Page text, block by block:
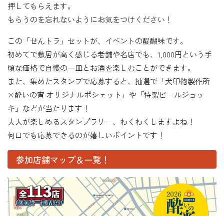
押してもらえます。
もらうのを忘れないようにお気をつけください！
この「せんトラ」セットが、イベントの醍醐味です。
初めてで敷居が高く感じる老舗や名店でも、1,000円という手
頃な価格で自慢の一皿とお酒を楽しむことができます。
また、集めたスタンプで応募すると、抽選で「犬印鞄製作所
×酔いの宵 オリジナルポシェット」や「特製ビールジョッ
キ」などが当たります！
大人が楽しめるスタンプラリー、わくわくしますよね！
何口でも応募できるのが嬉しいポイントです！
参加店舗マップ＆一覧！